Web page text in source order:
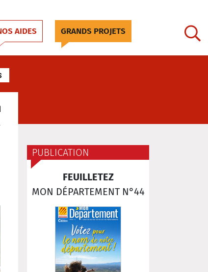
AIDES GRANDS PROJETS
PUBLICATION
FEUILLETEZ
MON DÉPARTEMENT N°44